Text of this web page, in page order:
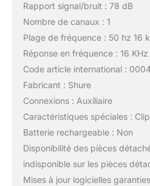
Rapport signal/bruit : 78 dB
Nombre de canaux : 1
Plage de fréquence : 50 hz 16
Réponse en fréquence : 16 KHz
Code article international :
Fabricant : Shure
Connexions : Auxiliaire
Caractéristiques spéciales : Clip
Batterie rechargeable : Non
Disponibilité des pièces
indisponible sur les pièces
Mises à jour logicielles